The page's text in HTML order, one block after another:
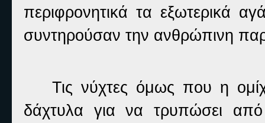
περιφρονητικά τα εξωτερικά
συντηρούσαν την ανθρώπινη
Τις νύχτες όμως που η
δάχτυλα για να τρυπώσει από